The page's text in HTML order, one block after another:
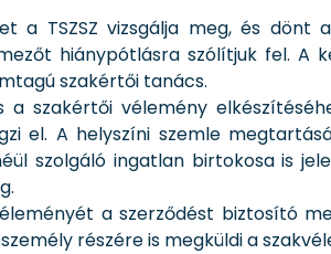
a TSZSZ vizsgálja meg, és dönt
hiánypótlásra szólítjuk fel. A
szakértői tanács.
a szakértői vélemény
el. A helyszíni szemle
szolgáló ingatlan birtokosa is
a szerződést biztosító
részére is megküldi a